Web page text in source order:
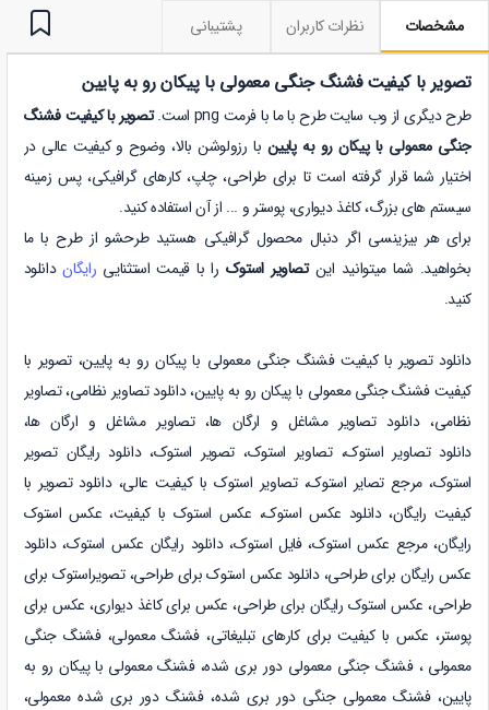
مشخصات نظرات کاربران پشتیبانی
تصویر با کیفیت فشنگ جنگی معمولی با پیکان رو به پایین
طرح دیگری از وب سایت طرح با ما با فرمت png است.
تصویر با کیفیت فشنگ
جنگی معمولی با پیکان رو به پایین با رزولوشن بالا، وضوح و کیفیت عالی در
اختیار شما قرار گرفته است تا برای طراحی، چاپ، کارهای گرافیکی، پس زمینه
سیستم های بزرگ، کاغذ دیواری، پوستر و ... از آن استفاده کنید.
برای هر بیزینسی اگر دنبال محصول گرافیکی هستید طرحشو از طرح با ما
بخواهید. شما میتوانید این تصاویر استوک را با قیمت استثنایی رایگان دانلود
کنید.
دانلود تصویر با کیفیت فشنگ جنگی معمولی با پیکان رو به پایین، تصویر با
کیفیت فشنگ جنگی معمولی با پیکان رو به پایین،دانلودتصاویر نظامی،تصاویر
نظامی، دانلود تصاویر مشاغل و ارگان ها، تصاویر مشاغل و ارگان ها،
دانلود تصاویر استوک، تصاویر استوک، تصویر استوک، دانلود رایگان تصویر
استوک، مرجع تصایر استوک، تصاویر استوک با کیفیت عالی، دانلود تصویر با
کیفیت رایگان، دانلود عکس استوک، عکس استوک با کیفیت، عکس استوک
رایگان، مرجع عکس استوک، فایل استوک، دانلود رایگان عکس استوک، دانلود
عکس رایگان برای طراحی، دانلود عکس استوک برای طراحی، تصویراستوک برای
طراحی، عکس استوک رایگان برای طراحی، عکس برای کاغذ دیواری، عکس برای
پوستر، عکس با کیفیت برای کارهای تبلیغاتی، فشنگ معمولی، فشنگ جنگی
معمولی ، فشنگ جنگی معمولی دور بری شده، فشنگ معمولی با پیکان رو به
پایین، فشنگ معمولی جنگی دور بری شده، فشنگ دور بری شده معمولی،